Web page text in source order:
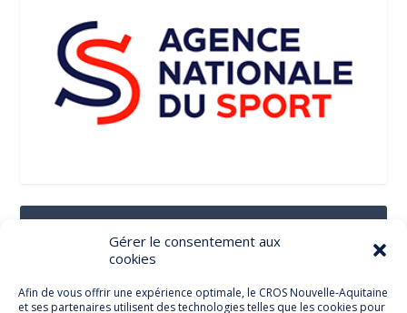
Gérer le consentement aux
cookies
Afin de vous offrir une expérience optimale, le CROS Nouvelle-Aquitaine
et ses partenaires utilisent des technologies telles que les cookies pour
Suivez-Nous Sur Les Réseaux Sociaux